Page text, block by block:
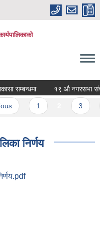
सम्बन्धमा १९ औ नगरसभा
निर्णय